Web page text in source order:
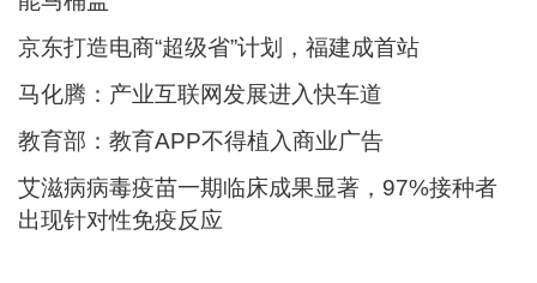
京东打造电商“超级省”计划，福建成首站
马化腾：产业互联网发展进入快车道
教育部：教育APP不得植入商业广告
艾滋病病毒疫苗一期临床成果显著，97%接种者
出现针对性免疫反应